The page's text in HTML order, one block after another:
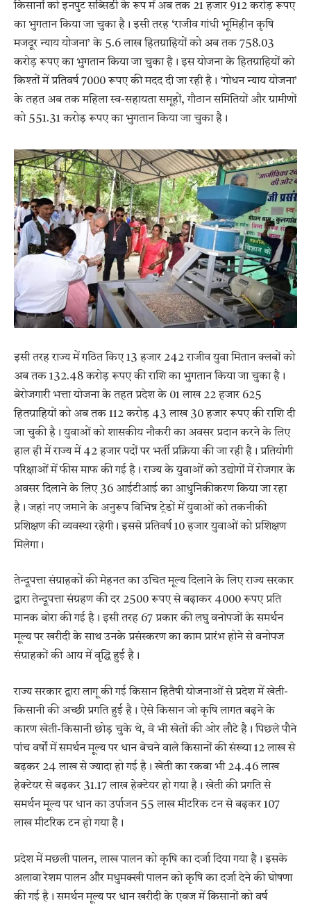
किसानों को इनपुट सब्सिडी के रूप में अब तक 21 हजार 912 करोड़ रूपए
का भुगतान किया जा चुका है। इसी तरह ‘राजीव गांधी भूमिहीन कृषि
मजदूर न्याय योजना’ के 5.6 लाख हितग्राहियों को अब तक 758.03
करोड़ रूपए का भुगतान किया जा चुका है। इस योजना के हितग्राहियों को
किश्तों में प्रतिवर्ष 7000 रूपए की मदद दी जा रही है। ‘गोधन न्याय योजना’
के तहत अब तक महिला स्व-सहायता समूहों, गौठान समितियों और ग्रामीणों
को 551.31 करोड़ रूपए का भुगतान किया जा चुका है।
इसी तरह राज्य में गठित किए 13 हजार 242 राजीव युवा मितान क्लबों को
अब तक 132.48 करोड़ रूपए की राशि का भुगतान किया जा चुका है।
बेरोजगारी भत्ता योजना के तहत प्रदेश के 01 लाख 22 हजार 625
हितग्राहियों को अब तक 112 करोड़ 43 लाख 30 हजार रूपए की राशि दी
जा चुकी है। युवाओं को शासकीय नौकरी का अवसर प्रदान करने के लिए
हाल ही में राज्य में 42 हजार पदों पर भर्ती प्रक्रिया की जा रही है। प्रतियोगी
परिक्षाओं में फीस माफ की गई है। राज्य के युवाओं को उद्योगों में रोजगार के
अवसर दिलाने के लिए 36 आईटीआई का आधुनिकीकरण किया जा रहा
है। जहां नए जमाने के अनुरूप विभिन्न ट्रेडों में युवाओं को तकनीकी
प्रशिक्षण की व्यवस्था रहेगी। इससे प्रतिवर्ष 10 हजार युवाओं को प्रशिक्षण
मिलेगा।
तेन्दूपत्ता संग्राहकों की मेहनत का उचित मूल्य दिलाने के लिए राज्य सरकार
द्वारा तेन्दूपत्ता संग्रहण की दर 2500 रूपए से बढ़ाकर 4000 रूपए प्रति
मानक बोरा की गई है। इसी तरह 67 प्रकार की लघु वनोपजों के समर्थन
मूल्य पर खरीदी के साथ उनके प्रसंस्करण का काम प्रारंभ होने से वनोपज
संग्राहकों की आय में वृद्धि हुई है।
राज्य सरकार द्वारा लागू की गई किसान हितैषी योजनाओं से प्रदेश में खेती-
किसानी की अच्छी प्रगति हुई है। ऐसे किसान जो कृषि लागत बढ़ने के
कारण खेती-किसानी छोड़ चुके थे, वे भी खेतों की ओर लौटे है। पिछले पौने
पांच वर्षों में समर्थन मूल्य पर धान बेचने वाले किसानों की संख्या 12 लाख से
बढ़कर 24 लाख से ज्यादा हो गई है। खेती का रकबा भी 24.46 लाख
हेक्टेयर से बढ़कर 31.17 लाख हेक्टेयर हो गया है। खेती की प्रगति से
समर्थन मूल्य पर धान का उर्पाजन 55 लाख मीटरिक टन से बढ़कर 107
लाख मीटरिक टन हो गया है।
प्रदेश में मछली पालन, लाख पालन को कृषि का दर्जा दिया गया है। इसके
अलावा रेशम पालन और मधुमक्खी पालन को कृषि का दर्जा देने की घोषणा
की गई है। समर्थन मूल्य पर धान खरीदी के एवज में किसानों को वर्ष